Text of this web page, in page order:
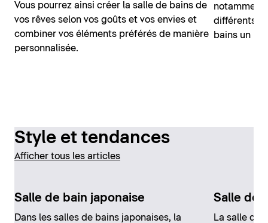
Vous pourrez ainsi créer la salle de bains de
vos rêves selon vos goûts et vos envies et
combiner vos éléments préférés de manière
personnalisée.
notamment
différents
bains un
Style et tendances
Afficher tous les articles
Salle de bain japonaise
Dans les salles de bains japonaises, la
Salle de
La salle de